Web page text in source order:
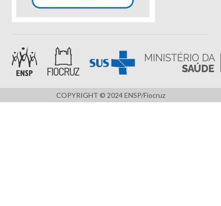
COPYRIGHT © 2024 ENSP/Fiocruz